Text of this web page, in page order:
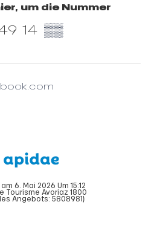
um die Nummer
14 ▒▒
6. Mai 2026 Um 15:12
Tourisme Avoriaz 1800
Angebots: 5808981)